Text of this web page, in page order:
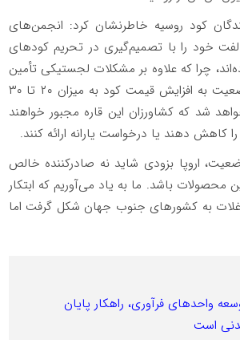
کود روسیه خاطرنشان کرد:‌ انجمن‌های
خود را با تصمیم‌گیری در تحریم کودهای
چرا که علاوه بر مشکلات لجستیکی تأمین
این محصولات، این وضعیت به افزایش قیمت کود به میزان ۲۰ تا ۳۰
شد که کشاورزان این قاره مجبور خواهند
دهند یا درخواست یارانه ارائه کنند.
اروپا بزودی شاید نه صادرکننده خالص
محصولات باشد. ما به یاد می‌آوریم که ابتکار
غلات به کشورهای جنوب جهان شکل گرفت اما
واحدهای فرآوری، راهکار پایان
است